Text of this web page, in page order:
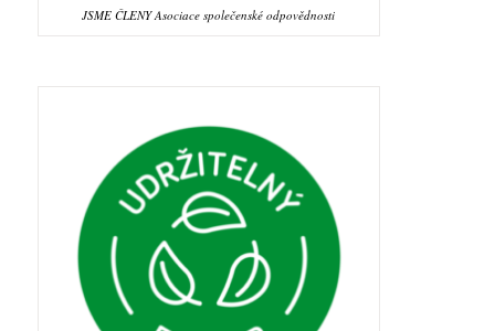
JSME ČLENY Asociace společenské odpovědnosti